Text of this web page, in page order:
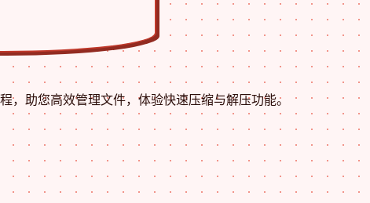
助您高效管理文件，体验快速压缩与解压功能。